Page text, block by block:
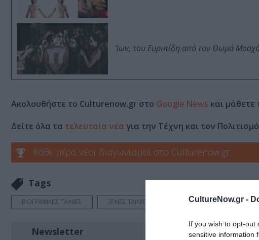
CultureNow.gr -
If you wish to opt-out
sensitive information
Ίων, του Ευριπίδη από τον Θωμά
Ακολουθήστε το Culturenow.gr στο Google News και μάθετε
Δείτε όλα τα τελευταία νέα για την Τέχνη και τον
Κάθε μέρα νέοι διαγωνισμοί στο Culturenow.gr
Tags
ΒΙΟΓΡΑΦΙΚΕΣ ΤΑΙΝΙΕΣ ΞΕΝΕΣ ΤΑΙΝΙΕΣ
Newsletter